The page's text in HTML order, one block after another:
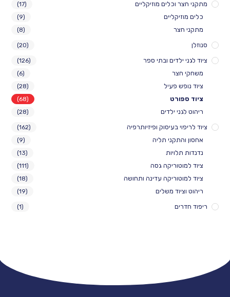
מתקני חצר וכלים מוזיקליים (17)
כלים מוזיקליים (9)
מתקני חצר (8)
סנוזלן (20)
ציוד לגני ילדים ובתי ספר (126)
משחקי חצר (6)
ציוד נופש פעיל (28)
ציוד ספורט (68)
ריהוט לגני ילדים (28)
ציוד לריפוי בעיסוק ופיזיותרפיה (162)
אחסון והתקני תליה (9)
נדנדות תלויות (13)
ציוד למוטוריקה גסה (111)
ציוד למוטוריקה עדינה ותחושה (18)
ריהוט וציוד משלים (19)
ריפוד חדרים (1)